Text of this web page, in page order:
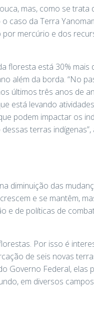
mas, como se trata
caso da Terra
mercúrio e dos
floresta está 30% mais
além da borda. “No
últimos três anos de
está levando
podem impactar os
terras indígenas”,
diminuição das
e se mantêm,
e de políticas de
Por isso é
de seis novas
Governo Federal, elas
em diversos